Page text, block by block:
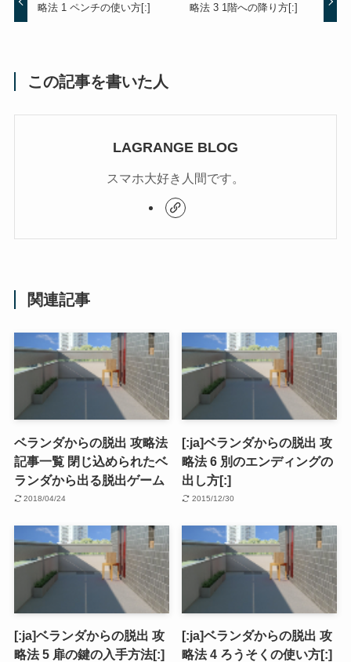
略法 1 ペンチの使い方[:]
略法 3 1階への降り方[:]
この記事を書いた人
LAGRANGE BLOG
スマホ大好き人間です。
関連記事
ベランダからの脱出 攻略法
記事一覧 閉じ込められたベ
ランダから出る脱出ゲーム
2018/04/24
[:ja]ベランダからの脱出 攻
略法 6 別のエンディングの
出し方[:]
2015/12/30
[:ja]ベランダからの脱出 攻
略法 5 扉の鍵の入手方法[:]
[:ja]ベランダからの脱出 攻
略法 4 ろうそくの使い方[:]